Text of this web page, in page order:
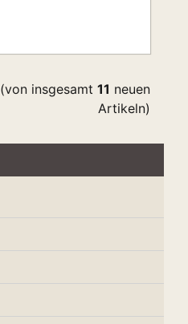
(von insgesamt 11 neuen
Artikeln)